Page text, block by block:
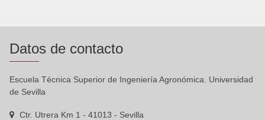
Datos de contacto
Escuela Técnica Superior de Ingeniería Agronómica. Universidad
de Sevilla
Ctr. Utrera Km 1 - 41013 - Sevilla